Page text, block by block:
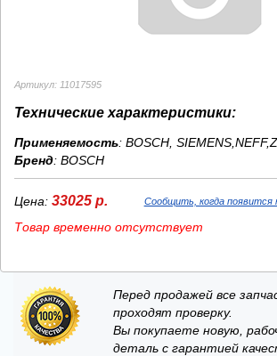
Артикул: 11017595
Технические характеристики:
Применяемость: BOSCH,
Бренд: BOSCH
Цена: 33025 р. Сообщить, когда появится
Товар временно отсутствует
Перед продажей все
проходят проверку.
Вы покупаете новую,
деталь с гарантией